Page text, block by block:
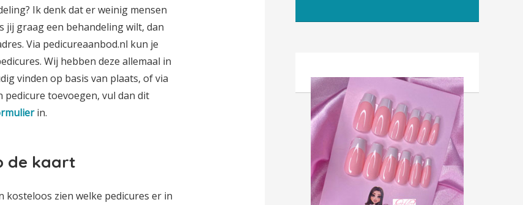
Ik denk dat er weinig mensen
jij graag een behandeling wilt, dan
Via pedicureaanbod.nl kun je
Wij hebben deze allemaal in
vinden op basis van plaats, of via
toevoegen, vul dan dit
in.
de kaart
kosteloos zien welke pedicures er in